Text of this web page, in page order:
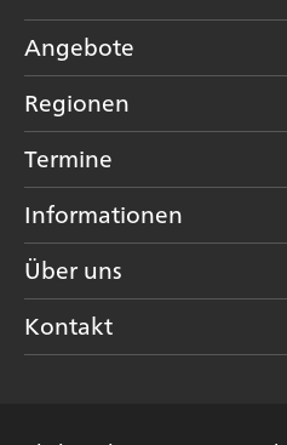
Angebote
Regionen
Termine
Informationen
Über uns
Kontakt